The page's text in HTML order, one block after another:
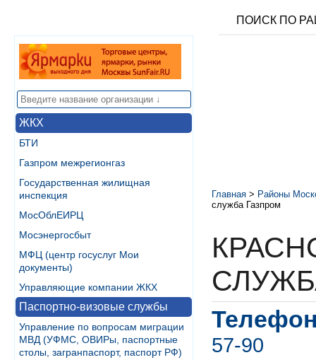
ПОИСК ПО
ЖКХ
БТИ
Газпром межрегионгаз
Государственная жилищная
инспекция
МосОблЕИРЦ
Мосэнергосбыт
МФЦ (центр госуслуг Мои
документы)
Управляющие компании ЖКХ
Паспортно-визовые службы
Управление по вопросам миграции
МВД (УФМС, ОВИРы, паспортные
столы, загранпаспорт, паспорт РФ)
Главная > Районы
служба Газпром
57-90